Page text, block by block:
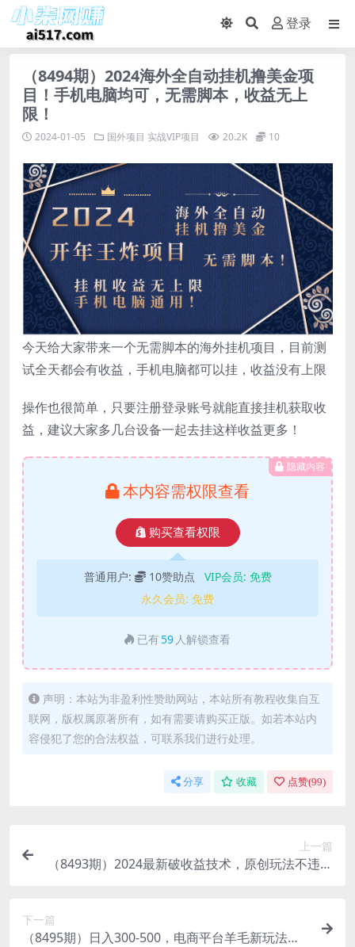
登录
（8494期）2024海外全自动挂机撸美金项
目！手机电脑均可，无需脚本，收益无上
限！
2024-01-05 国外项目 实战VIP项目 20.2K 10
今天给大家带来一个无需脚本的海外挂机项目，目前测
试全天都会有收益，手机电脑都可以挂，收益没有上限
操作也很简单，只要注册登录账号就能直接挂机获取收
益，建议大家多几台设备一起去挂这样收益更多！
隐藏内容
本内容需权限查看
购买查看权限
普通用户: 10赞助点 VIP会员: 免费
永久会员: 免费
已有 59 人解锁查看
声明：本站为非盈利性赞助网站，本站所有教程收集自互
联网，版权属原著所有，如有需要请购买正版。如若本站内
容侵犯了您的合法权益，可联系我们进行处理。
分享 收藏 点赞(99)
上一篇
（8493期）2024最新破收益技术，原创玩法不违规
下一篇
（8495期）日入300-500，电商平台羊毛新玩法，